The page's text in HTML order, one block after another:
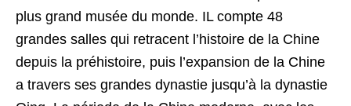
plus grand musée du monde. IL compte 48
grandes salles qui retracent l’histoire de la Chine
depuis la préhistoire, puis l’expansion de la Chine
a travers ses grandes dynastie jusqu’à la dynastie